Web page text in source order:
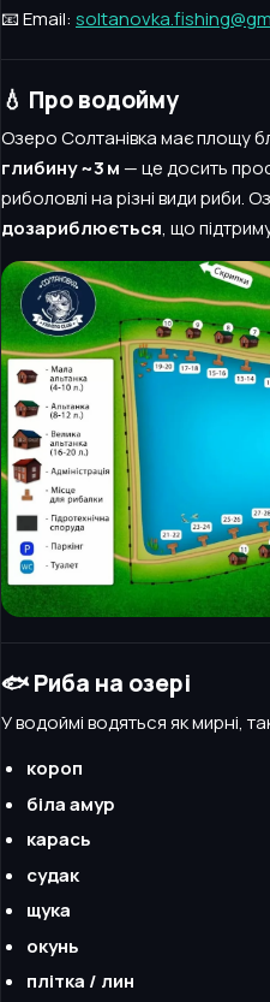
📧 Email:
💧 Про водойму
Озеро Солтанівка має площу
глибину ~3 м — це досить
риболовлі на різні види риби.
дозариблюється, що
🐟 Риба на озері
У водоймі водяться як мирні,
короп
біла амур
карась
судак
щука
окунь
плітка / лин